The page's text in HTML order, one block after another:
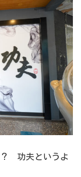
？ 功夫というよ